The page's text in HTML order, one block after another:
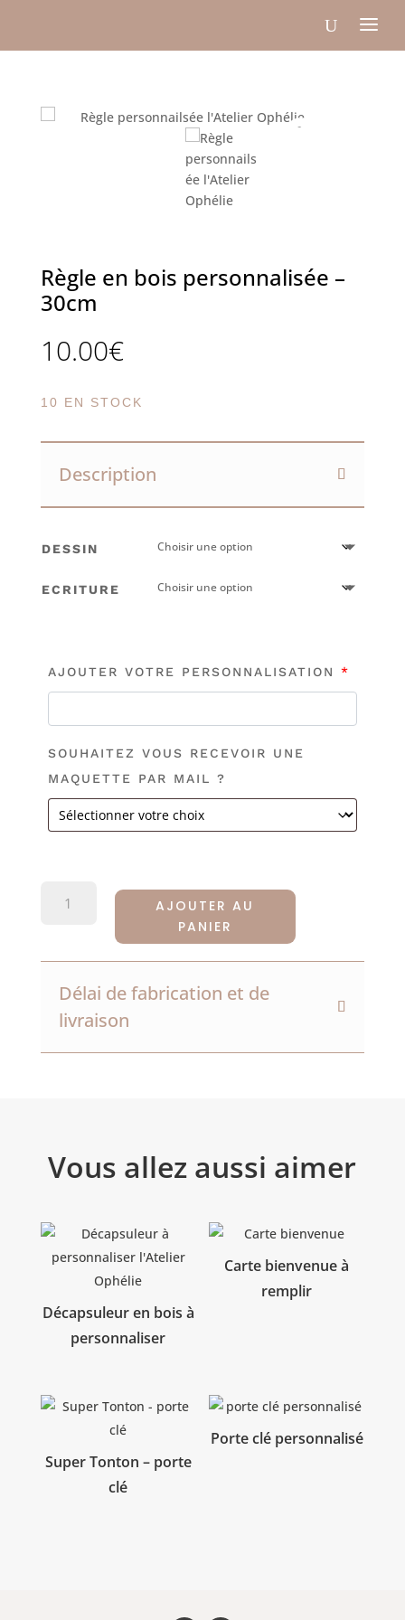
Règle en bois personnalisée –
30cm
10.00€
10 EN STOCK
Description
DESSIN
ECRITURE
AJOUTER VOTRE PERSONNALISATION *
SOUHAITEZ VOUS RECEVOIR UNE
MAQUETTE PAR MAIL ?
QUANTITÉ
EN
PERSONNALISÉE
30CM
AJOUTER AU
PANIER
Délai de fabrication et de
livraison
Vous allez aussi aimer
Décapsuleur en bois à
personnaliser
Carte bienvenue à
remplir
Super Tonton – porte
clé
Porte clé personnalisé